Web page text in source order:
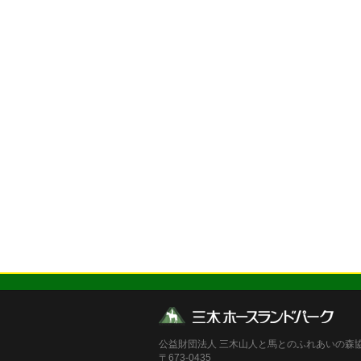
公益財団法人 三木山人と馬とのふれあいの森
〒673-0435